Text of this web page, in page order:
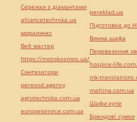
Сережки з діамантами
alliancetechnika.ua
миралинкс
Веб мастер
https://motokosmos.ua/
Синтезатори
perevod.agency
agrotechnika.com.ua
europeservice.com.ua
pereklad.ua
Підготовка до
Винна шафа
Перевезення
hospice-
mk-
maltina.com.ua
Шафи купе
Брендові сумки